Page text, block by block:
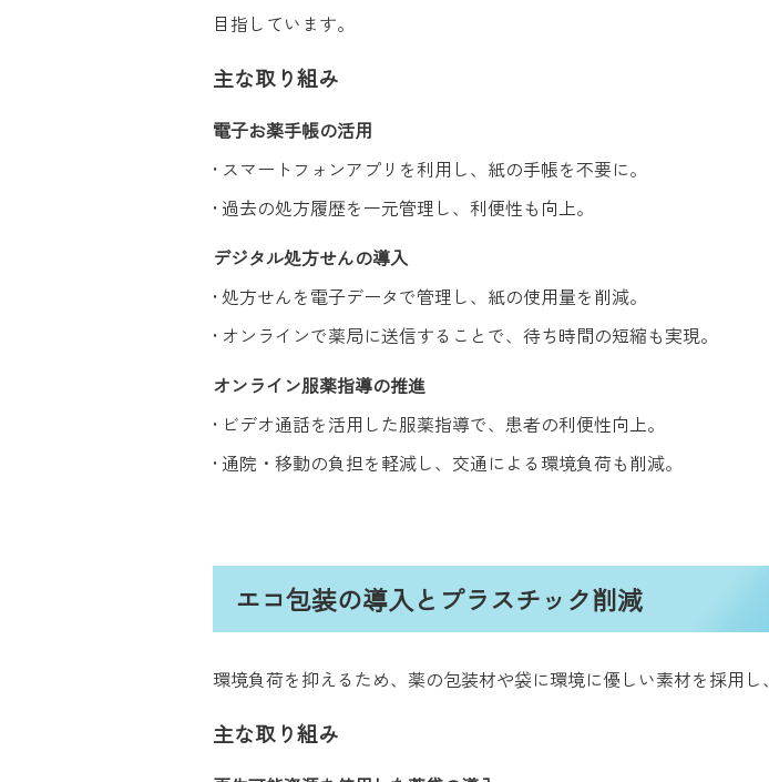
目指しています。
主な取り組み
電子お薬手帳の活用
• スマートフォンアプリを利用し、紙の手帳を不要に。
• 過去の処方履歴を一元管理し、利便性も向上。
デジタル処方せんの導入
• 処方せんを電子データで管理し、紙の使用量を削減。
• オンラインで薬局に送信することで、待ち時間の短縮も実現。
オンライン服薬指導の推進
• ビデオ通話を活用した服薬指導で、患者の利便性向上。
• 通院・移動の負担を軽減し、交通による環境負荷も削減。
エコ包装の導入とプラスチック削減
環境負荷を抑えるため、薬の包装材や袋に環境に優しい素材を採用し、
主な取り組み